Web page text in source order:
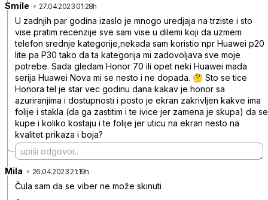
Smile • 27.04.2023 01:28h
U zadnjih par godina izaslo je mnogo uredjaja na trziste i sto
vise pratim recenzije sve sam vise u dilemi koji da uzmem
telefon srednje kategorije,nekada sam koristio npr Huawei p20
lite pa P30 tako da ta kategorija mi zadovoljava sve moje
potrebe. Sada gledam Honor 70 ili opet neki Huawei mada
serija Huawei Nova mi se nesto i ne dopada. 🤔 Sto se tice
Honora tel je star vec godinu dana kakav je honor sa
azuriranjima i dostupnosti i posto je ekran zakrivljen kakve ima
folije i stakla (da ga zastitim i te ivice jer zamena je skupa) da se
kupe i koliko kostaju i te folije jer uticu na ekran nesto na
kvalitet prikaza i boja?
Mila • 26.04.2023 21:19h
Čula sam da se viber ne može skinuti